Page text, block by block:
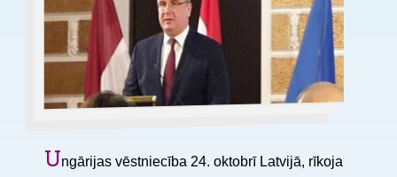
Ungārijas vēstniecība 24. oktobrī Latvijā, rīkoja